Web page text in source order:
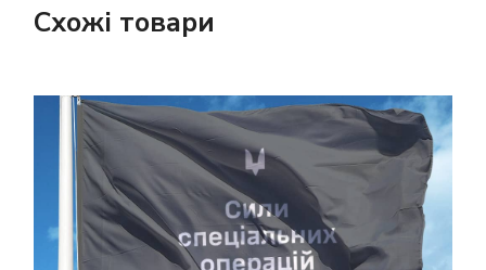
Схожі товари